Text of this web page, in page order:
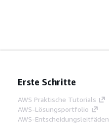
Erste Schritte
AWS Praktische Tutorials
AWS-Lösungsportfolio
AWS-Entscheidungsleitfäden